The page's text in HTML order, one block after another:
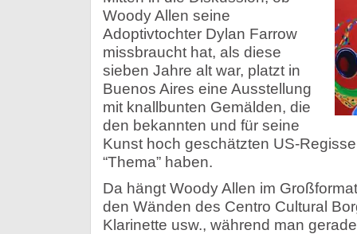
Woody Allen seine
Adoptivtochter Dylan Farrow
missbraucht hat, als diese
sieben Jahre alt war, platzt in
Buenos Aires eine Ausstellung
mit knallbunten Gemälden, die
den bekannten und für seine
Kunst hoch geschätzten US-
“Thema” haben.
Da hängt Woody Allen im
den Wänden des Centro Cultural
Klarinette usw., während man